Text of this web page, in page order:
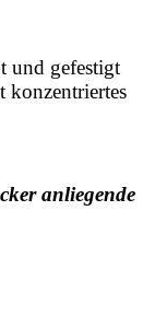
und gefestigt
konzentriertes
anliegende